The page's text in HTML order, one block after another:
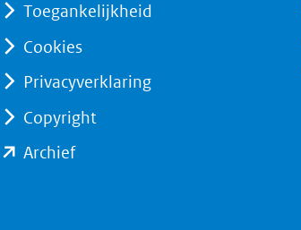
Toegankelijkheid
Cookies
Privacyverklaring
Copyright
Archief(opent